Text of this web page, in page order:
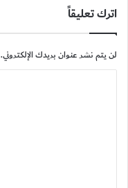
اترك تعليقاً
لن يتم نشر عنوان بريدك الإلكتروني.